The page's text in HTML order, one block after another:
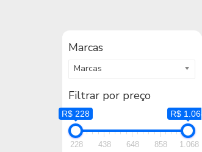
Marcas
Marcas
Filtrar por preço
R$ 228 R$ 1.068
228 438 648 858 1.068